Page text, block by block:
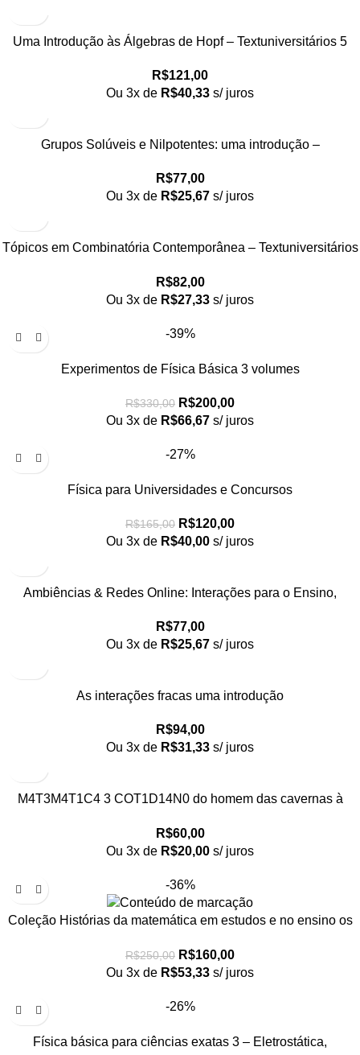
Uma Introdução às Álgebras de Hopf – Textuniversitários 5
R$121,00
Ou 3x de R$40,33 s/ juros
Grupos Solúveis e Nilpotentes: uma introdução –
R$77,00
Ou 3x de R$25,67 s/ juros
Tópicos em Combinatória Contemporânea – Textuniversitários
R$82,00
Ou 3x de R$27,33 s/ juros
-39%
Experimentos de Física Básica 3 volumes
R$330,00 R$200,00
Ou 3x de R$66,67 s/ juros
-27%
Física para Universidades e Concursos
R$165,00 R$120,00
Ou 3x de R$40,00 s/ juros
Ambiências & Redes Online: Interações para o Ensino,
R$77,00
Ou 3x de R$25,67 s/ juros
As interações fracas uma introdução
R$94,00
Ou 3x de R$31,33 s/ juros
M4T3M4T1C4 3 COT1D14N0 do homem das cavernas à
R$60,00
Ou 3x de R$20,00 s/ juros
-36%
Coleção Histórias da matemática em estudos e no ensino os
R$250,00 R$160,00
Ou 3x de R$53,33 s/ juros
-26%
Física básica para ciências exatas 3 – Eletrostática,